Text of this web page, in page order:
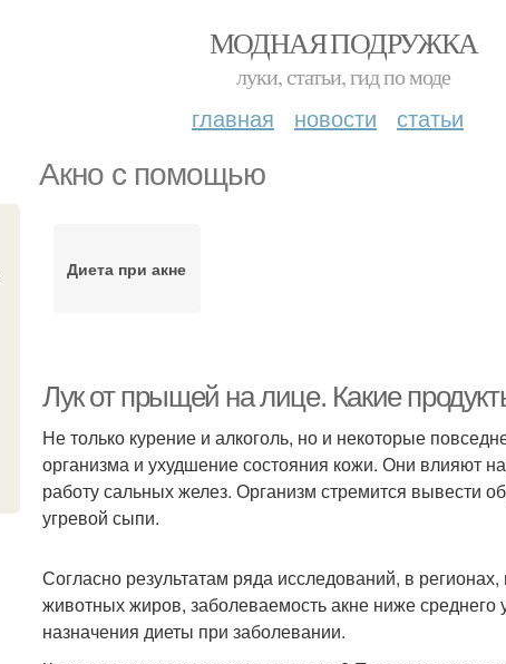
МОДНАЯ ПОДРУЖКА
луки, статьи, гид по моде
главная новости статьи
Акно с помощью
Диета при акне
Лук от прыщей на лице. Какие
Не только курение и алкоголь, но и некоторые
организма и ухудшение состояния кожи. Они влияют
работу сальных желез. Организм стремится вывести
угревой сыпи.
Согласно результатам ряда исследований, в
животных жиров, заболеваемость акне ниже
назначения диеты при заболевании.